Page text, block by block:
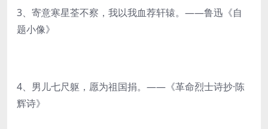
3、寄意寒星荃不察，我以我血荐轩辕。——鲁迅《自
题小像》
4、男儿七尺躯，愿为祖国捐。——《革命烈士诗抄·陈
辉诗》